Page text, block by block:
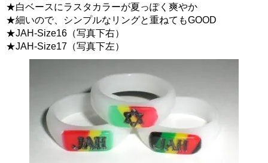
★白ベースにラスタカラーが夏っぽく爽やか
★細いので、シンプルなリングと重ねてもGOOD
★JAH-Size16（写真下右）
★JAH-Size17（写真下左）